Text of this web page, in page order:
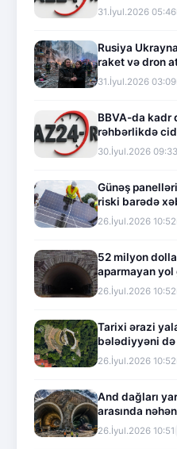
31.İyul.2026 05:46
Rusiya
raket və dron
31.İyul.2026 03:09
BBVA-da kadr
rəhbərlikdə
30.İyul.2026 09:33
Günəş
riski barədə
26.İyul.2026 10:52
52 milyon
aparmayan yol
26.İyul.2026 10:52
Tarixi ərazi
bələdiyyəni də
26.İyul.2026 10:52
And dağları
arasında
26.İyul.2026 10:51